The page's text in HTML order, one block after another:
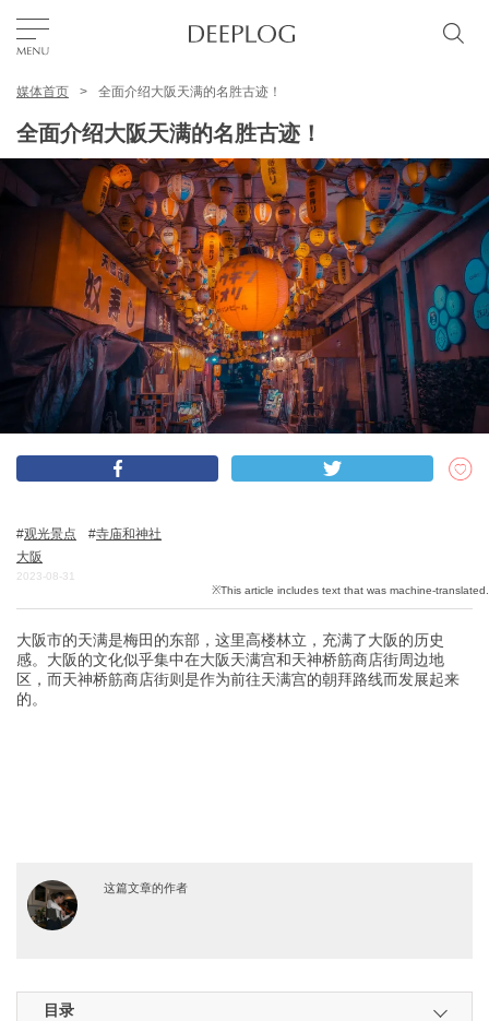
TOP
区域
特色主题
简体中文
联系我们
网站营运公司
媒体首页 全面介绍大阪天满的名胜古迹！
全面介绍大阪天满的名胜古迹！
观光景点
寺庙和神社
大阪
2023-08-31
大阪市的天满是梅田的东部，这里高楼林立，充满了大阪的历史
感。大阪的文化似乎集中在大阪天满宫和天神桥筋商店街周边地
区，而天神桥筋商店街则是作为前往天满宫的朝拜路线而发展起来
的。
这篇文章的作者
目录